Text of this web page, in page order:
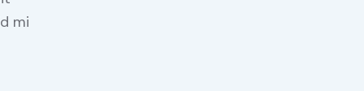
mi